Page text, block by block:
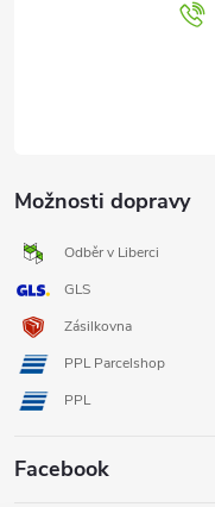
Možnosti dopravy
Odběr v Liberci
GLS
Zásilkovna
PPL Parcelshop
PPL
Facebook